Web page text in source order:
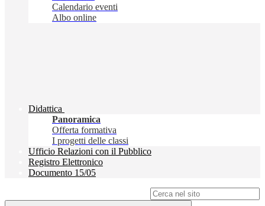
Calendario eventi
Albo online
Didattica
Panoramica
Offerta formativa
I progetti delle classi
Ufficio Relazioni con il Pubblico
Registro Elettronico
Documento 15/05